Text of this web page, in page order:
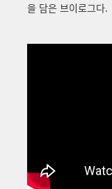
을 담은 브이로그다.